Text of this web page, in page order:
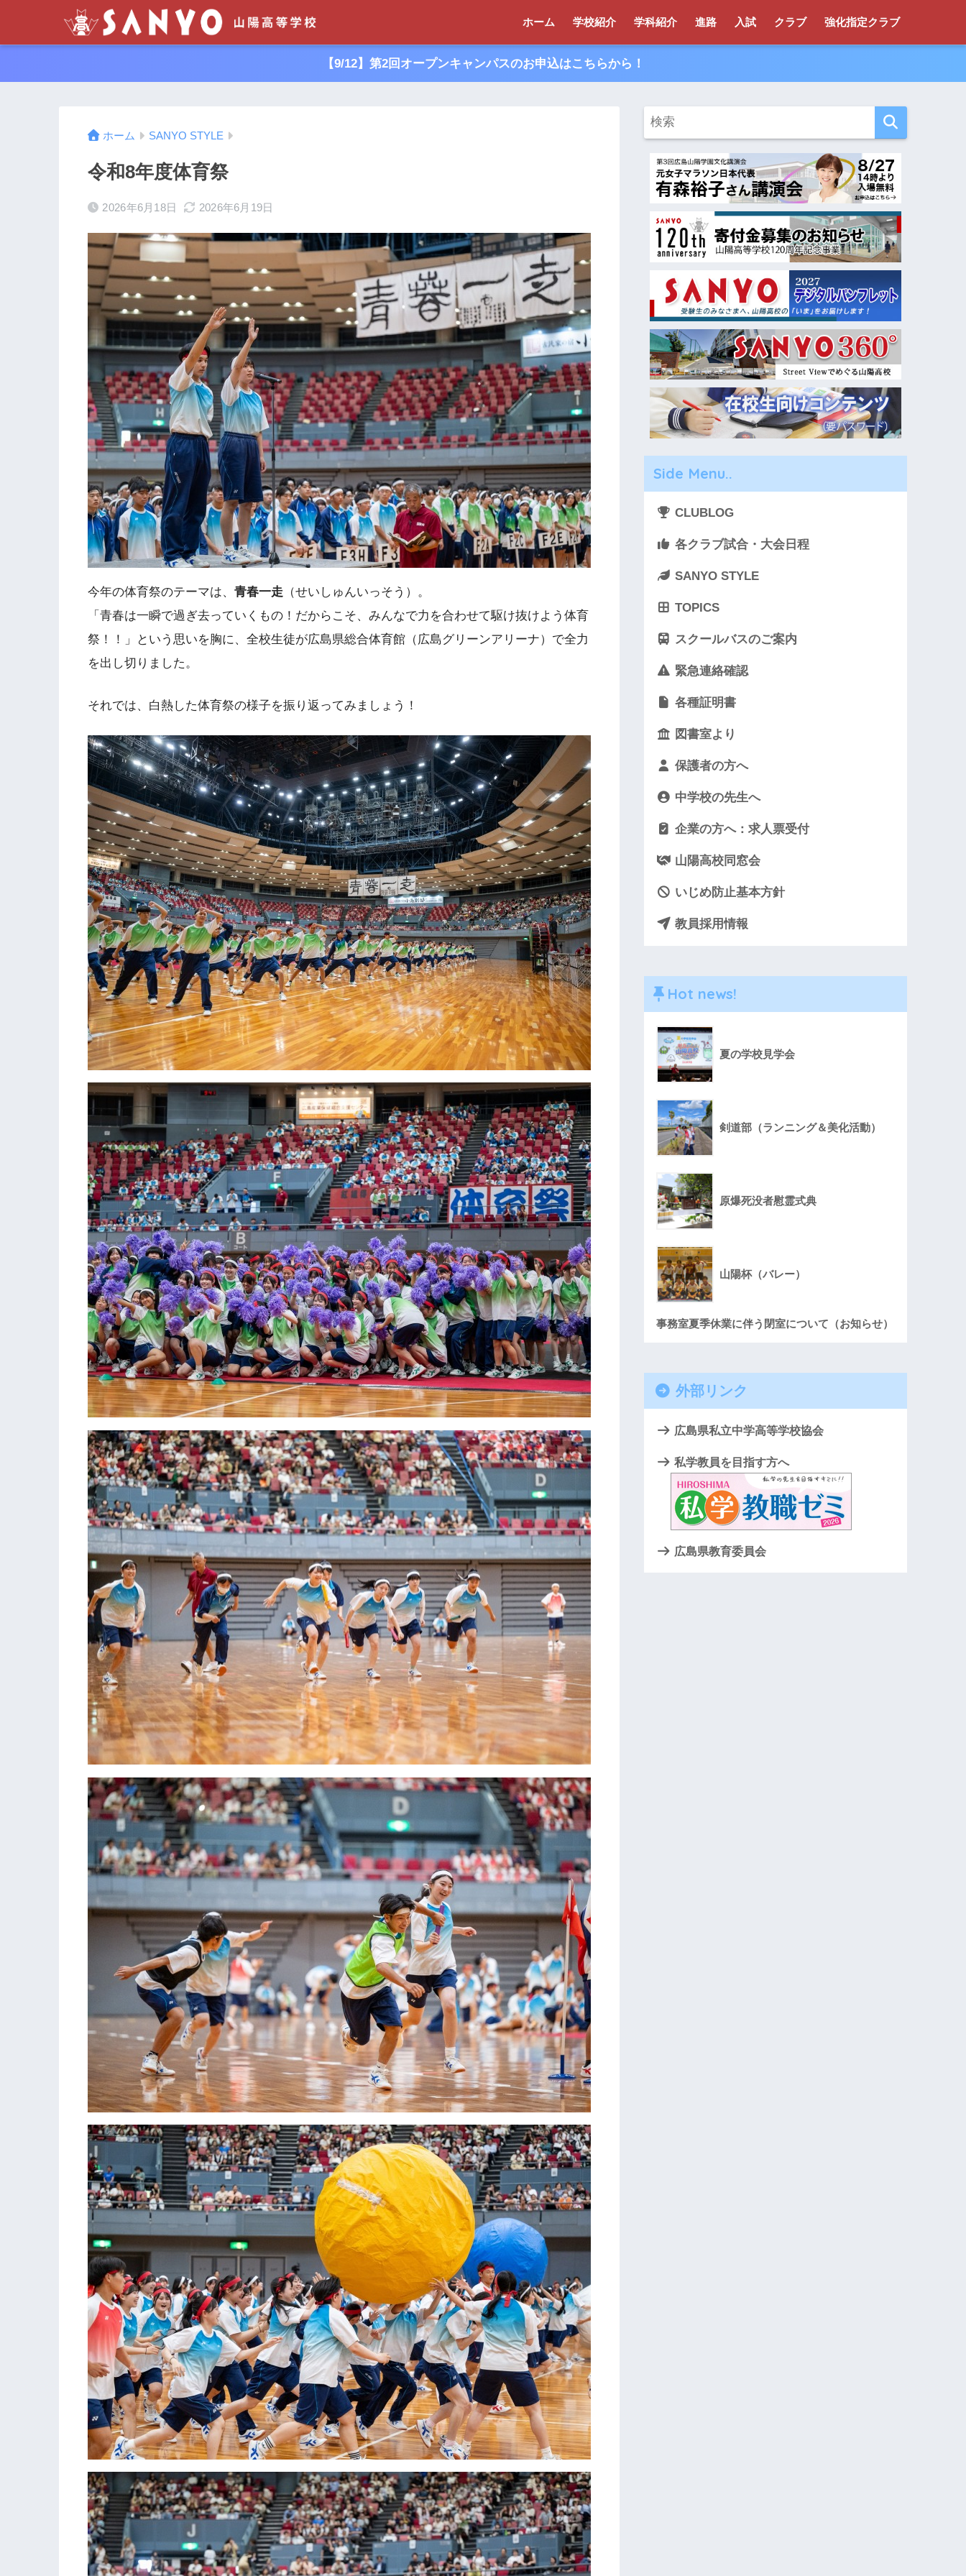
ホーム 学校紹介 学科紹介 進路 入試 クラブ 強化指定クラブ
【9/12】第2回オープンキャンパスのお申込はこちらから！
ホーム SANYO STYLE
令和8年度体育祭
2026年6月18日 2026年6月19日
今年の体育祭のテーマは、 青春一走 （せいしゅんいっそう）。
「青春は一瞬で過ぎ去っていくもの！だからこそ、みんなで力を合わせて駆け抜けよう体育
祭！！」という思いを胸に、全校生徒が広島県総合体育館（広島グリーンアリーナ）で全力
を出し切りました。
それでは、白熱した体育祭の様子を振り返ってみましょう！
Side Menu..
CLUBLOG
各クラブ試合・大会日程
SANYO STYLE
TOPICS
スクールバスのご案内
緊急連絡確認
各種証明書
図書室より
保護者の方へ
中学校の先生へ
企業の方へ：求人票受付
山陽高校同窓会
いじめ防止基本方針
教員採用情報
Hot news!
夏の学校見学会
剣道部（ランニング＆美化活動）
原爆死没者慰霊式典
山陽杯（バレー）
事務室夏季休業に伴う閉室について（お知らせ）
外部リンク
広島県私立中学高等学校協会
私学教員を目指す方へ
広島県教育委員会